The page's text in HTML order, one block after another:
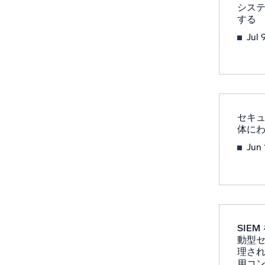
強力
シス
する
Jul
セキ
体に
Jun
SIEM
動型
理さ